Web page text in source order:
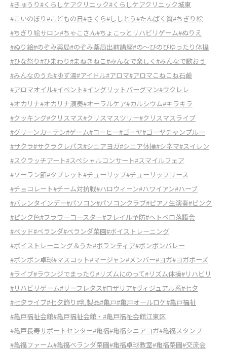
#きゅうり#くらしケアクリニック#くらしケアクリニック城東
#こいのぼり#こどもの日#さくら#ししとう#たんぱく質#ちぎり絵
#ちぎり絵サロン#ちゃこさん#ちょこっとリハビリゲーム#ぬりえ
#ぬり絵#のぞみ薬局#のぞみ薬局出前講座#の～びのびゆったり体操
#ひな祭り#ひまわり#まねきねこ#みんなで楽しく #みんなで歌おう
#みんなのうた#ゆず湯#アイドル#アロマ#アロマこねこね石鹼
#アロマオイル#イベント#イングリットバーグマン#ウクレレ
#オカリナ#オカリナ演奏#オーラルケア#カルシウム#キラキラ
#クッキング#クリスマス#クリスマスツリー#クリスマスライブ
#グリーンカーテン#ゲーム#コーヒー#ゴーヤ#ゴーヤチャンプルー
#サクラ#サクラクレパス#シニアヨガ#シニア体操#シネマ#スイレン
#スクラッチアート#スペシャルコンサート#スマイルフェア
#ソーラン節#タブレット#チューリップ#チューリップリース
#チョコレート#チーム対抗戦#ハロウィーン#ハワイアン#ハーブ
#バレンタインデー#パソコン#パソコンクラブ#ピアノ生演奏#ピンク
#ピンク色#フラワーコースター#フレイル予防#ヘトベロ落語会
#ベッド#ベランダ#ベランダ菜園#ボイストレーニング
#ボイストレーニング＆うた#ボランティア#ボンボンバレー
#ボンボン卓球#マスコット#マージャン#メンバー#ヨガ#ヨガポーズ
#ライブ#ラウンジでまったり#リズムにのって#リズム体操#リハビリ
#リハビリゲーム#リーフレタス#ロザリア#ヴィジュアル系#七夕
#七夕ライブ#七夕飾り#乳製品#亀戸#亀戸オールロケ#亀戸福祉
#亀戸福祉会館#亀戸福祉会館・ #亀戸福祉会館江東区
#亀戸長寿サポートセンター#亀福#亀福シニアヨガ#亀福スタンプ
#亀福ファーム#亀福ベランダ菜園#亀福卓球教室#亀福菜園#交流会